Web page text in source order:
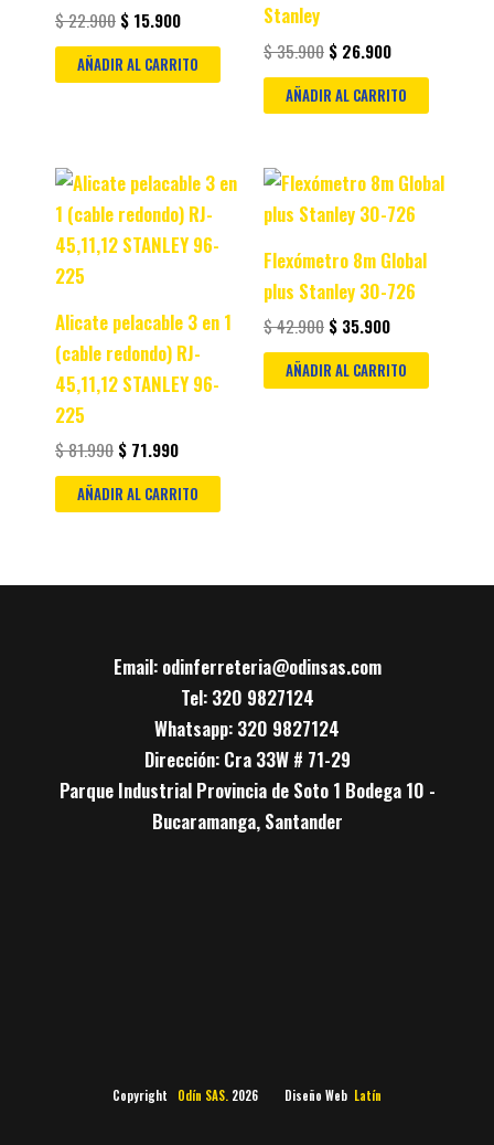
$22.900 $ 15.900
AÑADIR AL CARRITO
Stanley
$35.900 $ 26.900
AÑADIR AL CARRITO
Alicate pelacable 3 en 1
(cable redondo) RJ-
45,11,12 STANLEY 96-
225
$81.990
Original
price
was:
$ 81.990.
$ 71.990
Current
price
is:
$ 71.990.
AÑADIR AL CARRITO
Flexómetro 8m Global
plus Stanley 30-726
$42.900
Original
price
was:
$ 35.900
Current
price
is:
AÑADIR AL CARRITO
Email: odinferreteria@odinsas.com
Tel: 320 9827124
Whatsapp: 320 9827124
Dirección: Cra 33W # 71-29
Parque Industrial Provincia de Soto 1 Bodega 10 -
Bucaramanga, Santander
Copyright Odín SAS. 2026 Diseño Web Latín